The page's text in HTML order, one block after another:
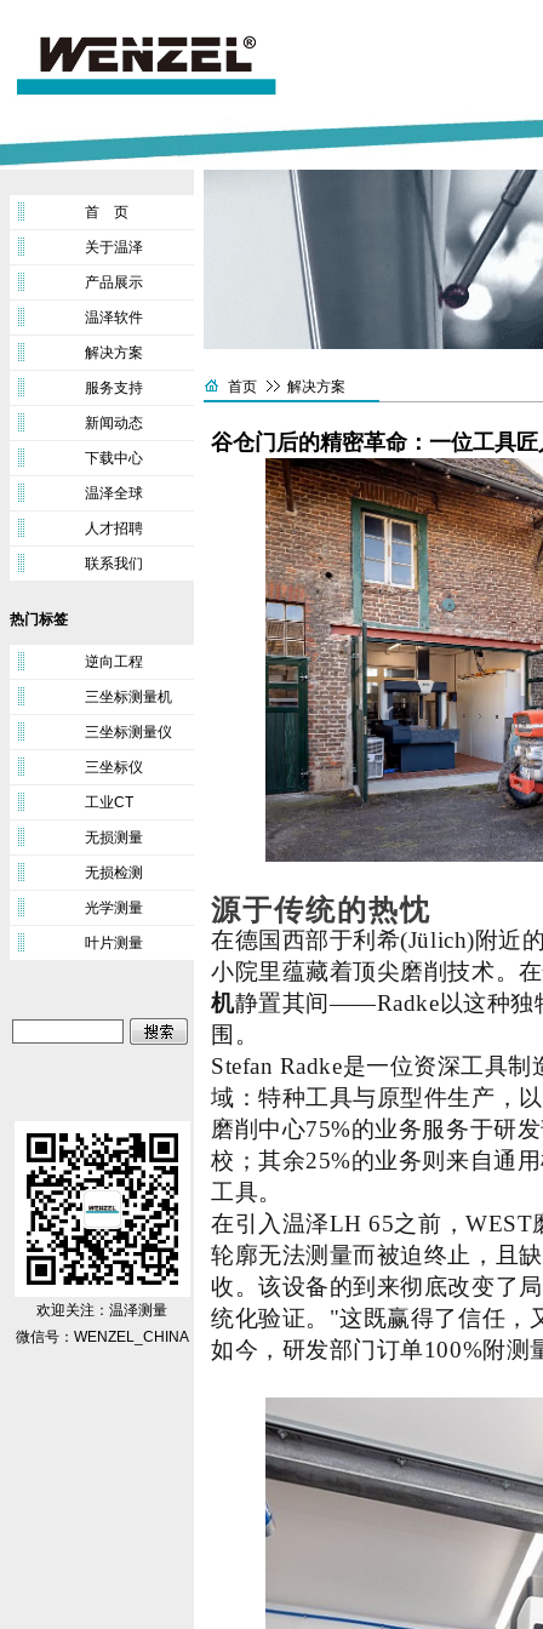
首 页
关于温泽
产品展示
温泽软件
解决方案
服务支持
新闻动态
下载中心
温泽全球
人才招聘
联系我们
热门标签
逆向工程
三坐标测量机
三坐标测量仪
三坐标仪
工业CT
无损测量
无损检测
光学测量
叶片测量
欢迎关注：温泽测量
微信号：WENZEL_CHINA
首页 解决方案
谷仓门后的精密革命：一位工具
源于传统的热忱
在德国西部于利希(Jülich)附近
小院里蕴藏着顶尖磨削技术。
机静置其间——Radke以这种独
围。
Stefan Radke是一位资深工具
域：特种工具与原型件生产，
磨削中心75%的业务服务于研
校；其余25%的业务则来自通
工具。
在引入温泽LH 65之前，
轮廓无法测量而被迫终止，且
收。该设备的到来彻底改变了
统化验证。"这既赢得了信任，
如今，研发部门订单100%附测